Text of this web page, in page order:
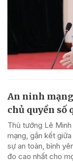
An ninh
chủ quyền số
Thủ tướng Lê Minh
mạng, gắn kết
sự an toàn, bình
đo cao nhất cho